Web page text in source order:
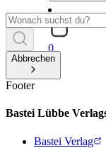
0
Abbrechen
Footer
Bastei Lübbe
Bastei Verlag